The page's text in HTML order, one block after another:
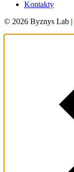
Kontakty
© 2026 Byznys Lab |